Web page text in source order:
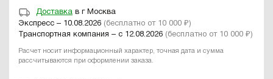
Доставка в г Москва
Экспресс – 10.08.2026 (бесплатно от 10 000 ₽)
Транспортная компания – с 12.08.2026 (бесплатно от 10 000 ₽)
Расчет носит информационный характер, точная дата и сумма
рассчитываются при оформлении заказа.